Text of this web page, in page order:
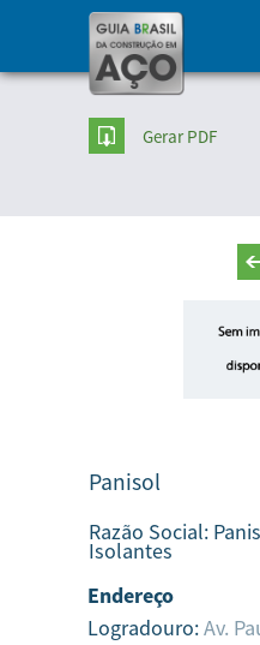
Gerar PDF
Panisol
Razão Social:
Isolantes
Endereço
Logradouro:Av.